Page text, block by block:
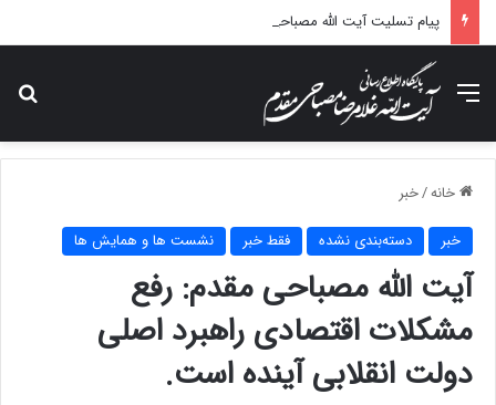
منو
خانه/خبر
خبر دسته‌بندی نشده فقط خبر نشست ها و همایش ها
آیت الله مصباحی مقدم: رفع
مشکلات اقتصادی راهبرد اصلی
دولت انقلابی آینده است.